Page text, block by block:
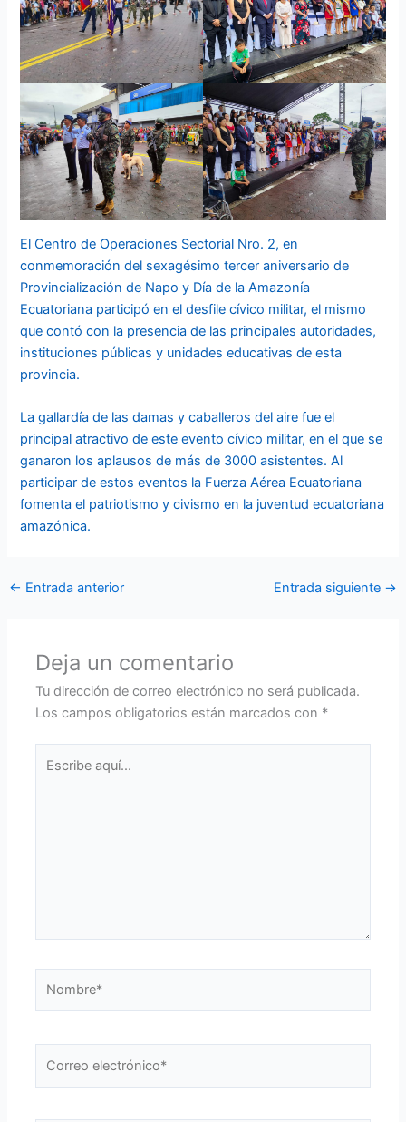
El Centro de Operaciones Sectorial Nro. 2, en
conmemoración del sexagésimo tercer aniversario de
Provincialización de Napo y Día de la Amazonía
Ecuatoriana participó en el desfile cívico militar, el mismo
que contó con la presencia de las principales autoridades,
instituciones públicas y unidades educativas de esta
provincia.
La gallardía de las damas y caballeros del aire fue el
principal atractivo de este evento cívico militar, en el que se
ganaron los aplausos de más de 3000 asistentes. Al
participar de estos eventos la Fuerza Aérea Ecuatoriana
fomenta el patriotismo y civismo en la juventud ecuatoriana
amazónica.
← Entrada anterior Entrada siguiente →
Deja un comentario
Tu dirección de correo electrónico no será publicada.
Los campos obligatorios están marcados con *
aquí...
electrónico*